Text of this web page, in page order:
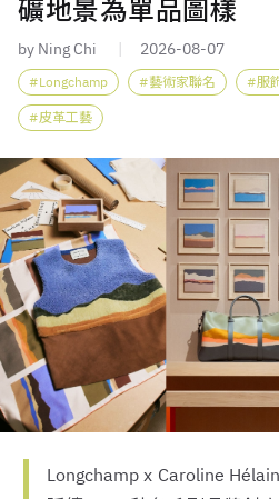
礦地景為單品圖樣
by Ning Chi 2026-08-07
Longchamp 藝術家聯名 服
皮革工藝
Longchamp x Caroline